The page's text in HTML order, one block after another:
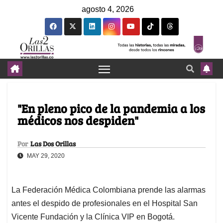
agosto 4, 2026
"En pleno pico de la pandemia a los
médicos nos despiden"
Por Las Dos Orillas
MAY 29, 2020
La Federación Médica Colombiana prende las alarmas
antes el despido de profesionales en el Hospital San
Vicente Fundación y la Clínica VIP en Bogotá.